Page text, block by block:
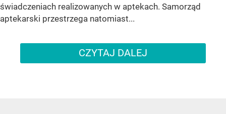
świadczeniach realizowanych w aptekach. Samorząd
aptekarski przestrzega natomiast...
CZYTAJ DALEJ